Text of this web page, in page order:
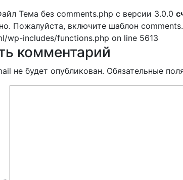
Тема без comments.php с версии 3.0.0
Пожалуйста, включите шаблон
wp-includes/functions.php on line 5613
комментарий
не будет опубликован. Обязательные